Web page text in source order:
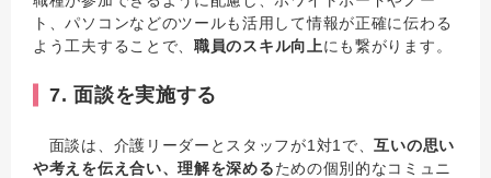
ト、パソコンなどのツールも活用して情報が正確に伝わる
よう工夫することで、 職員のスキル向上にも繋がります。
7. 面談を実施する
面談は、介護リーダーとスタッフが1対1で、互いの思い
や考えを伝え合い、理解を深めるための個別的なコミュニ